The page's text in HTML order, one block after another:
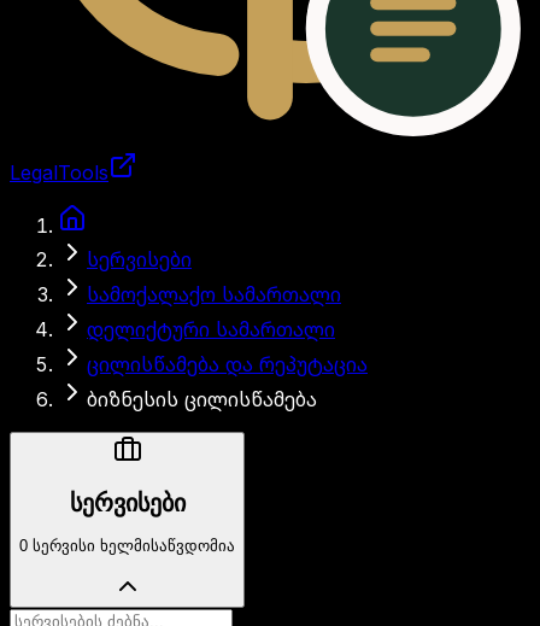
LegalTools
სერვისები
სამოქალაქო სამართალი
დელიქტური სამართალი
ცილისწამება და რეპუტაცია
ბიზნესის ცილისწამება
სერვისები
0 სერვისი ხელმისაწვდომია